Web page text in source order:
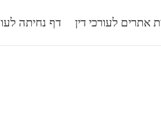
אתרים לעורכי דין דף נחיתה